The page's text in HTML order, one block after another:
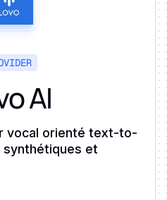
AI
vocal orienté text-to-
synthétiques et